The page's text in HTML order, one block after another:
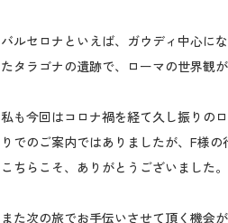
バルセロナといえば、ガウディ中心に
たタラゴナの遺跡で、ローマの世界観
私も今回はコロナ禍を経て久し振りの
りでのご案内ではありましたが、F様
こちらこそ、ありがとうございました。
また次の旅でお手伝いさせて頂く機会